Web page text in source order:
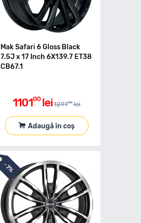
Mak Safari 6 Gloss Black
7.5J x 17 Inch 6X139.7 ET38
CB67.1
110100 lei 129100 lei
Adaugă în coș
-
7%